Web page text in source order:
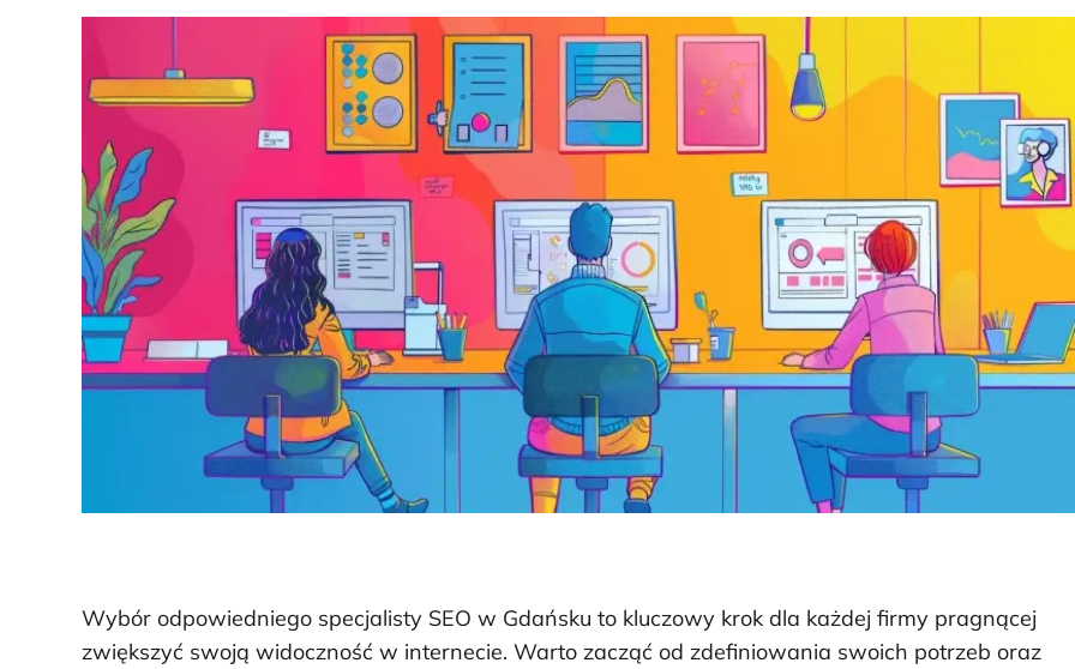
Wybór odpowiedniego specjalisty SEO w Gdańsku to kluczowy krok dla każdej firmy pragnącej
zwiększyć swoją widoczność w internecie. Warto zacząć od zdefiniowania swoich potrzeb oraz